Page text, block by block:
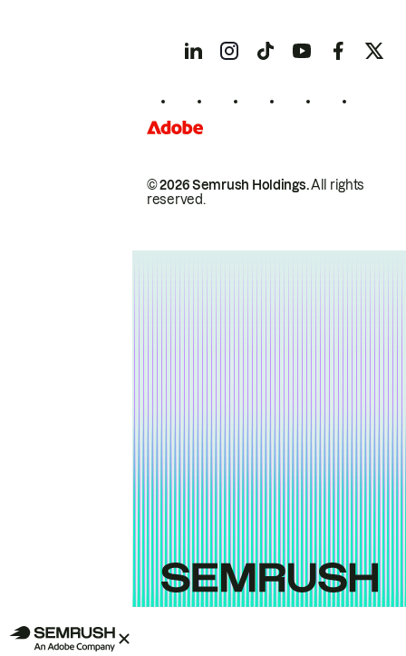
© 2026 Semrush Holdings.All rights
reserved.